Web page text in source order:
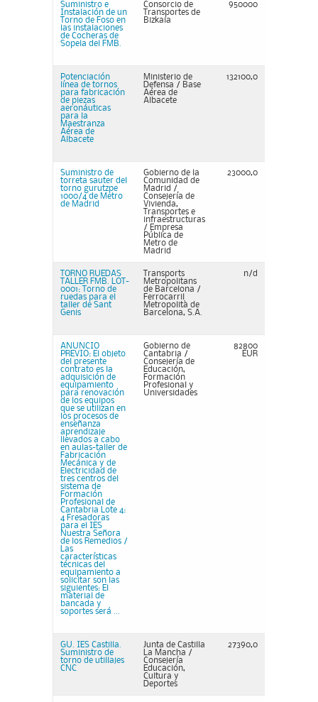
Suministro e
Instalación de un
Torno de Foso en
las instalaciones
de Cocheras de
Sopela del FMB.
Consorcio de
Transportes de
Bizkaia
950000
Potenciación
línea de tornos
para fabricación
de piezas
aeronáuticas
para la
Maestranza
Aérea de
Albacete
Ministerio de
Defensa / Base
Aérea de
Albacete
132100,0
Suministro de
torreta sauter del
torno gurutzpe
1000/4 de Metro
de Madrid
Gobierno de la
Comunidad de
Madrid /
Consejería de
Vivienda,
Transportes e
infraestructuras
/ Empresa
Pública de
Metro de
Madrid
23000,0
TORNO RUEDAS
TALLER FMB. LOT-
0001: Torno de
ruedas para el
taller de Sant
Genis
Transports
Metropolitans
de Barcelona /
Ferrocarril
Metropolità de
Barcelona, S.A.
n/d
ANUNCIO
PREVIO: El objeto
del presente
contrato es la
adquisición de
equipamiento
para renovación
de los equipos
que se utilizan en
los procesos de
enseñanza
aprendizaje
llevados a cabo
en aulas-taller de
Fabricación
Mecánica y de
Electricidad de
tres centros del
sistema de
Formación
Profesional de
Cantabria Lote 4:
4 Fresadoras
para el IES
Nuestra Señora
de los Remedios /
Las
características
técnicas del
equipamiento a
solicitar son las
siguientes: El
material de
bancada y
soportes será ...
Gobierno de
Cantabria /
Consejería de
Educación,
Formación
Profesional y
Universidades
82800
EUR
GU. IES Castilla.
Suministro de
torno de utillajes
CNC
Junta de Castilla
La Mancha /
Consejería
Educación,
Cultura y
Deportes
27390,0